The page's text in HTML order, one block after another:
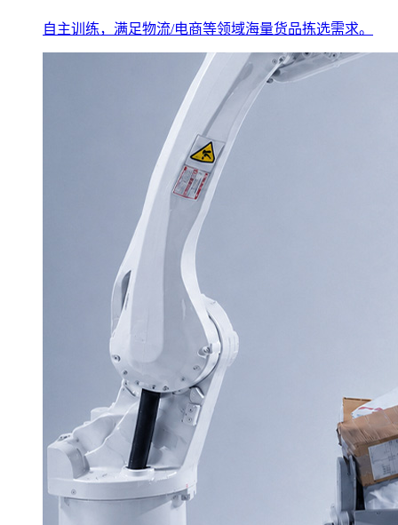
自主训练，满足物流/电商等领域海量货品拣选需求。